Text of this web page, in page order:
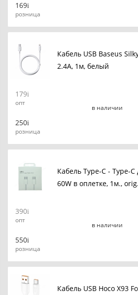
169
розница
Кабель USB Baseus
2.4A, 1м, белый
179
опт
250
розница
в наличии
Кабель Type-C - Type-
60W в оплетке, 1м.,
390
опт
550
розница
в наличии
Кабель USB Hoco X93